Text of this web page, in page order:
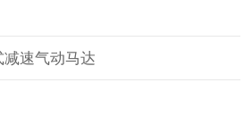
减速气动马达